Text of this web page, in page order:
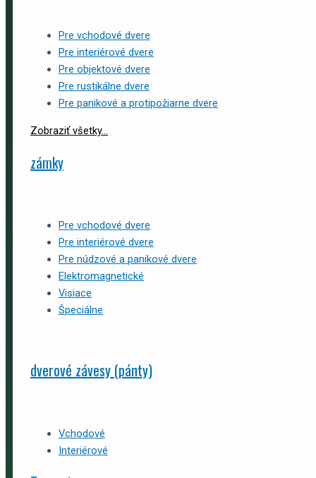
Pre vchodové dvere
Pre interiérové dvere
Pre objektové dvere
Pre rustikálne dvere
Pre panikové a protipožiarne dvere
Zobraziť všetky...
zámky
Pre vchodové dvere
Pre interiérové dvere
Pre núdzové a panikové dvere
Elektromagnetické
Visiace
Špeciálne
dverové závesy (pánty)
Vchodové
Interiérové